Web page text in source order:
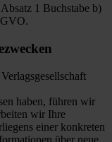
1 Buchstabe b)
haben, führen wir
wir Ihre
einer konkreten
über neue